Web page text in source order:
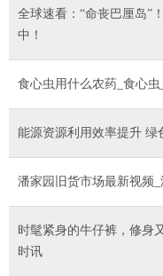
全球速看：“命丧巴厘岛”
中！
食心虫用什么农药_食心
能源资源利用效率提升 绿
潘家园旧货市场最新视频
时髦紧身的牛仔裤，修身
时讯